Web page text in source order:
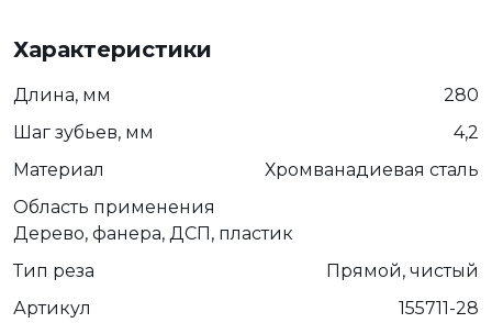
Характеристики
Длина, мм
280
Шаг зубьев, мм
4,2
Материал
Хромванадиевая сталь
Область применения
Дерево, фанера, ДСП, пластик
Тип реза
Прямой, чистый
Артикул
155711-28